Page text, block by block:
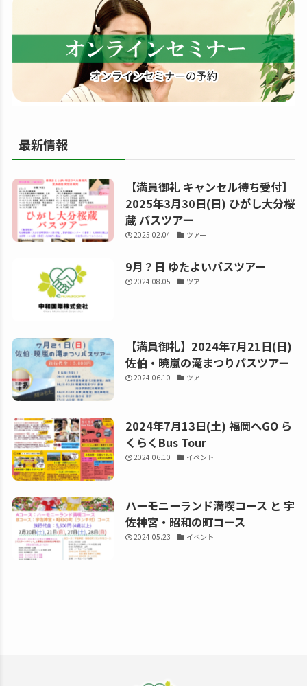
る
最新情報
【満員御礼 キャンセル待ち受付】
2025年3月30日(日) ひがし大分桜
蔵 バスツアー
2025.02.04 ツアー
9月？日 ゆたよいバスツアー
2024.08.05 ツアー
【満員御礼】2024年7月21日(日)
佐伯・暁嵐の滝まつりバスツアー
2024.06.10 ツアー
2024年7月13日(土) 福岡へGO ら
くらくBus Tour
2024.06.10 イベント
ハーモニーランド満喫コース と 宇
佐神宮・昭和の町コース
2024.05.23 イベント